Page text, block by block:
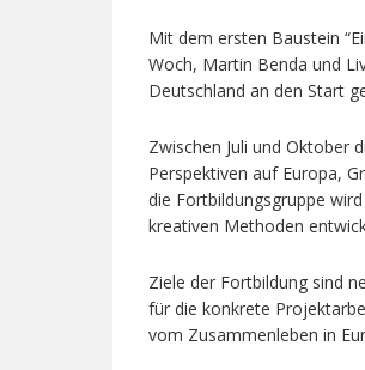
Mit dem ersten Baustein
Woch, Martin Benda und
Deutschland an den Start
Zwischen Juli und Oktober
Perspektiven auf Europa,
die Fortbildungsgruppe
kreativen Methoden
Ziele der Fortbildung sind
für die konkrete
vom Zusammenleben in